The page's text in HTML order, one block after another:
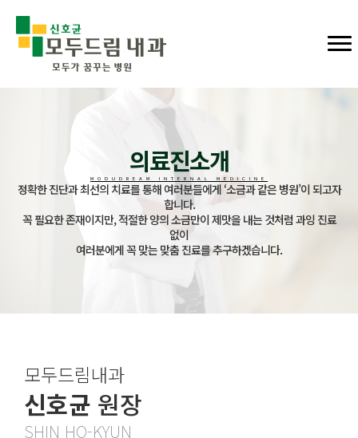
의료진소개
MODUDREAM INTERNAL MEDICINE
정확한 진단과 최선의 치료를 통해 여러분들에게 ‘소금과 같은 병원’이 되고자
합니다.
꼭 필요한 존재이지만, 적절한 양의 소금만이 제맛을 내는 것처럼 과잉 진료
없이
여러분에게 꼭 맞는 맞춤 진료를 추구하겠습니다.
모두드림내과
신호균 원장
SHIN HO-KYUN